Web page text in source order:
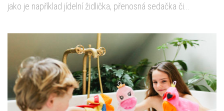
jako je například jídelní židlička, přenosná sedačka či...